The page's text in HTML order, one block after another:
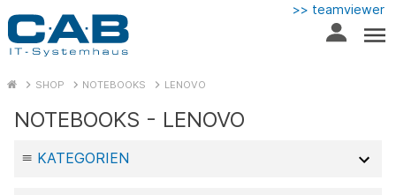
>> teamviewer
SHOP NOTEBOOKS LENOVO
NOTEBOOKS - LENOVO
KATEGORIEN